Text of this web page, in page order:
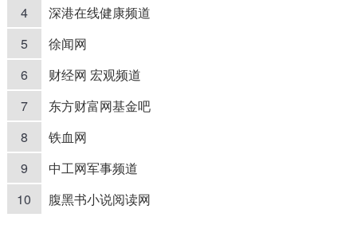
4
深港在线健康频道
5
徐闻网
6
财经网 宏观频道
7
东方财富网基金吧
8
铁血网
9
中工网军事频道
10
腹黑书小说阅读网